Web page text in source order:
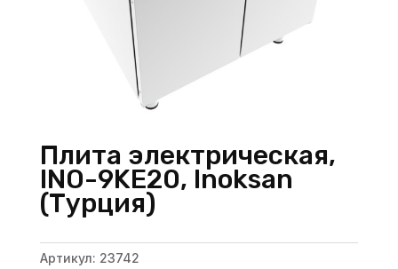
Плита электрическая,
INO-9KE20, Inoksan
(Турция)
Артикул: 23742